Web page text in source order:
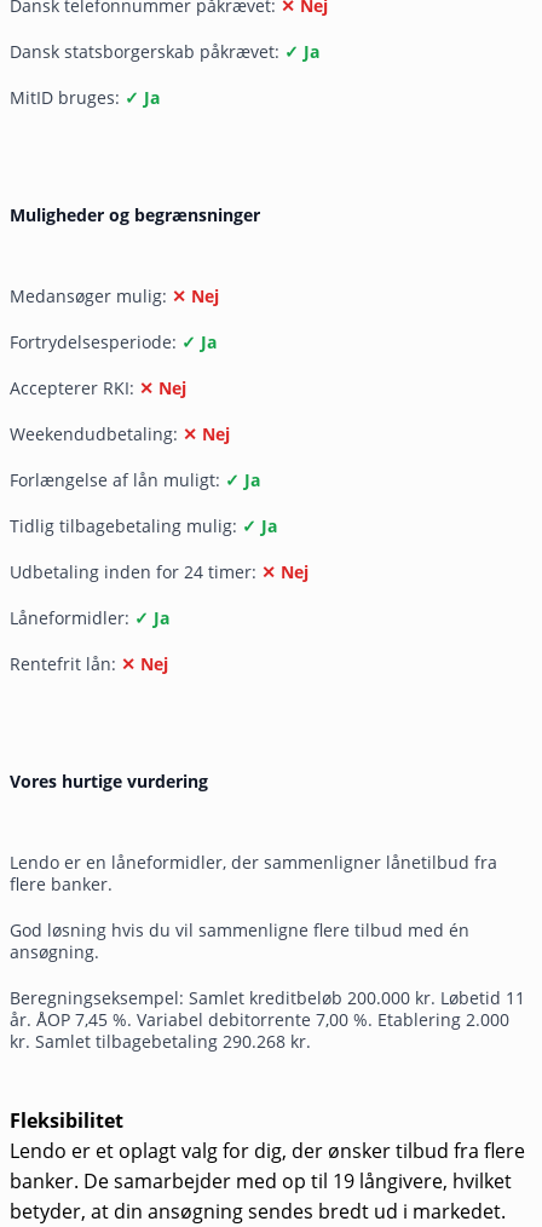
Dansk telefonnummer påkrævet: ✕ Nej
Dansk statsborgerskab påkrævet: ✓ Ja
MitID bruges: ✓ Ja
Muligheder og begrænsninger
Medansøger mulig: ✕ Nej
Fortrydelsesperiode: ✓ Ja
Accepterer RKI: ✕ Nej
Weekendudbetaling: ✕ Nej
Forlængelse af lån muligt: ✓ Ja
Tidlig tilbagebetaling mulig: ✓ Ja
Udbetaling inden for 24 timer: ✕ Nej
Låneformidler: ✓ Ja
Rentefrit lån: ✕ Nej
Vores hurtige vurdering
Lendo er en låneformidler, der sammenligner lånetilbud fra
flere banker.
God løsning hvis du vil sammenligne flere tilbud med én
ansøgning.
Beregningseksempel: Samlet kreditbeløb 200.000 kr. Løbetid 11
år. ÅOP 7,45 %. Variabel debitorrente 7,00 %. Etablering 2.000
kr. Samlet tilbagebetaling 290.268 kr.
Fleksibilitet
Lendo er et oplagt valg for dig, der ønsker tilbud fra flere
banker. De samarbejder med op til 19 långivere, hvilket
betyder, at din ansøgning sendes bredt ud i markedet.